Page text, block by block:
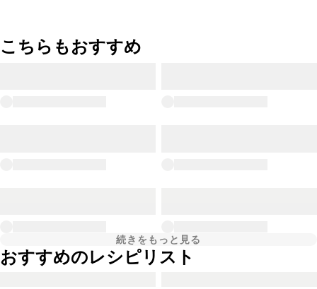
こちらもおすすめ
続きをもっと見る
おすすめのレシピリスト